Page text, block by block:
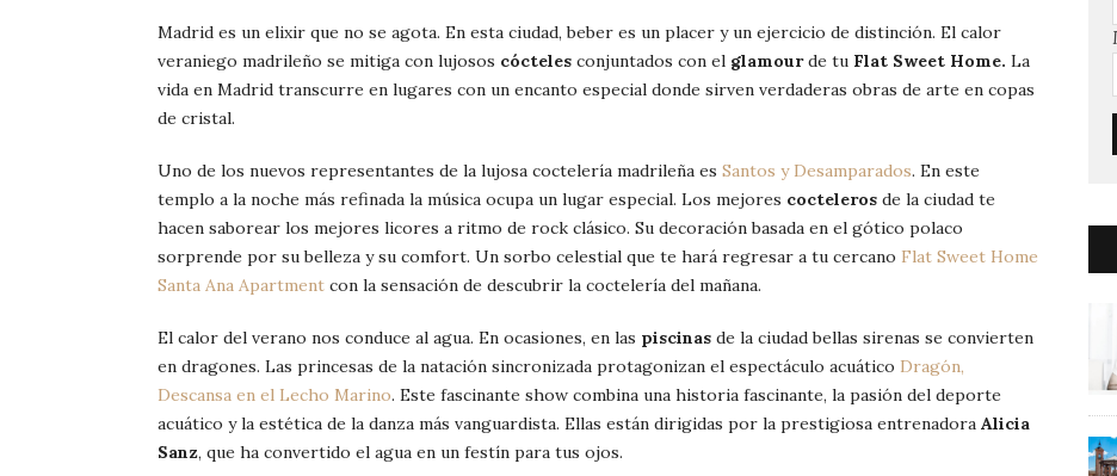
Madrid es un elixir que no se agota. En esta ciudad, beber es un placer y un ejercicio de distinción. El calor
veraniego madrileño se mitiga con lujosos cócteles conjuntados con el glamourde tu Flat Sweet Home. La
vida en Madrid transcurre en lugares con un encanto especial donde sirven verdaderas obras de arte en copas
de cristal.
Uno de los nuevos representantes de la lujosa coctelería madrileña es Santos y Desamparados. En este
templo a la noche más refinada la música ocupa un lugar especial. Los mejores cocteleros de la ciudad te
hacen saborear los mejores licores a ritmo de rock clásico. Su decoración basada en el gótico polaco
sorprende por su belleza y su comfort. Un sorbo celestial que te hará regresar a tu cercano Flat Sweet Home
Santa Ana Apartment con la sensación de descubrir la coctelería del mañana.
El calor del verano nos conduce al agua. En ocasiones, en las piscinas de la ciudad bellas sirenas se convierten
en dragones. Las princesas de la natación sincronizada protagonizan el espectáculo acuático Dragón,
Descansa en el Lecho Marino. Este fascinante show combina una historia fascinante, la pasión del deporte
acuático y la estética de la danza más vanguardista. Ellas están dirigidas por la prestigiosa entrenadora Alicia
Sanz, que ha convertido el agua en un festín para tus ojos.